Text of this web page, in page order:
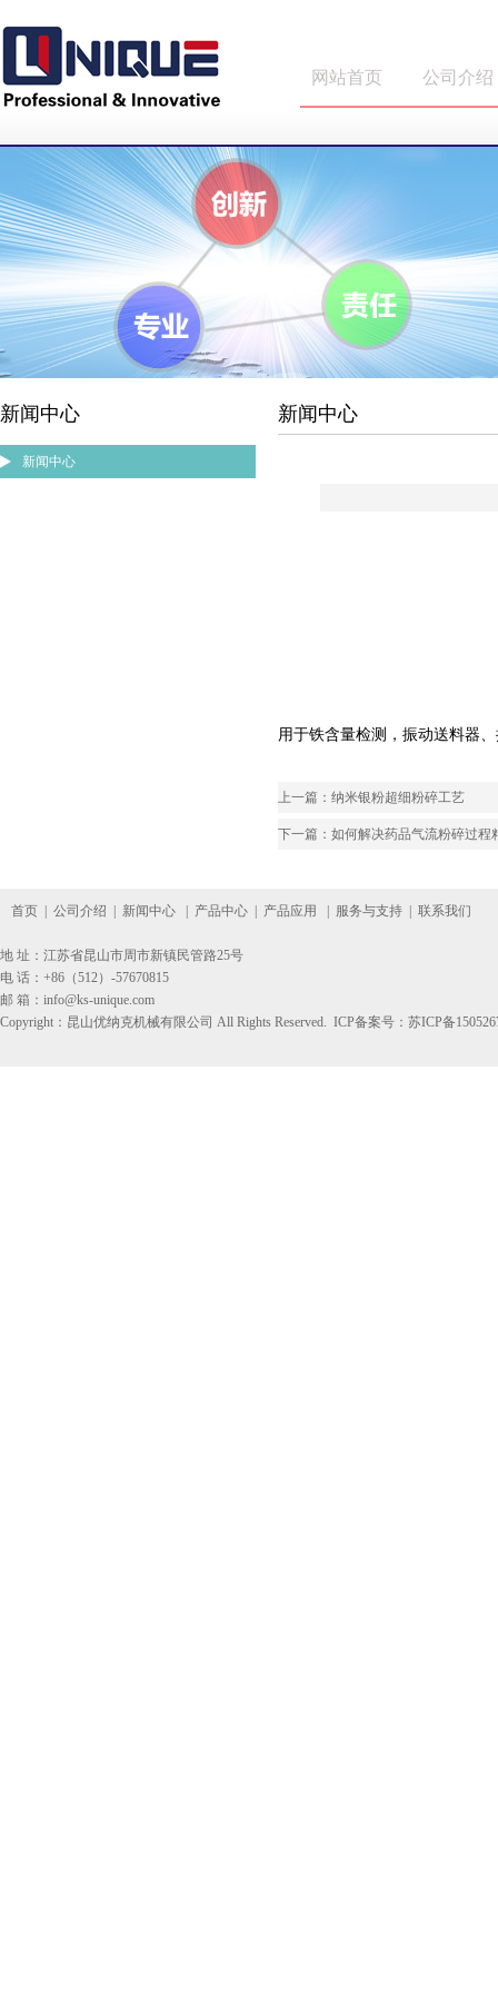
网站首页 公司介绍
新闻中心
新闻中心
新闻中心
用于铁含量检测，振动送料器
上一篇： 纳米银粉超细粉碎工艺
下一篇： 如何解决药品气流粉碎过程
首页 公司介绍 新闻中心 产品中心 产品应用 服务与支持 联系我们
地 址：江苏省昆山市周市新镇民管路25号
电 话：+86（512）-57670815
邮 箱：info@ks-unique.com
Copyright：昆山优纳克机械有限公司 All Rights Reserved. ICP备案号： 苏ICP备